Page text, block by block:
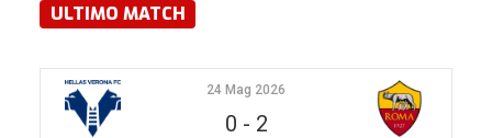
ULTIMO MATCH
24 Mag 2026
0 - 2